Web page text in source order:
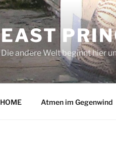
EAST
Die andere Welt beginnt hier
HOME Atmen im Gegenwind